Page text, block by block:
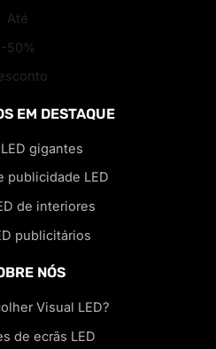
Até
-50%
EM DESTAQUE
gigantes
publicidade LED
de interiores
publicitários
NÓS
Visual LED?
de ecrãs LED